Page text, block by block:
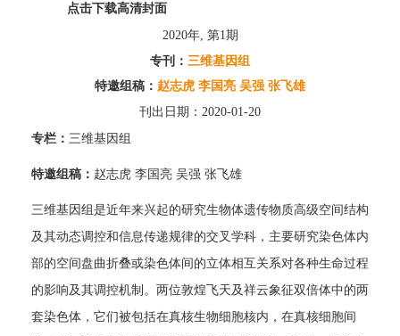
点击下载高清封面
2020年, 第1期
专刊： 三维基因组
特邀组稿： 赵志虎 李国亮 吴强 张飞雄
刊出日期：2020-01-20
专栏： 三维基因组
特邀组稿： 赵志虎 李国亮 吴强 张飞雄
三维基因组是近年来兴起的研究生物体遗传物质高级空间结构
及其动态调控和信息传递规律的交叉学科，主要研究染色体内
部的空间盘曲折叠或染色体间的立体相互关系对各种生命过程
的影响及其调控机制。两位敦煌飞天及祥云象征双倍体中的两
套染色体，它们被包括在真核生物细胞核内，在真核细胞间